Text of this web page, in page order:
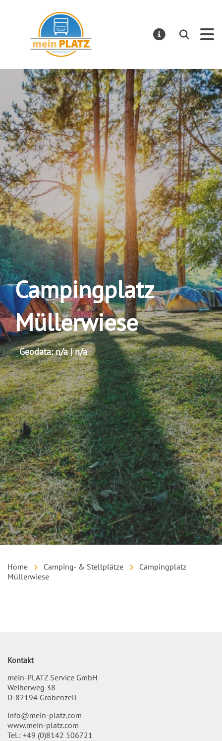
Suchen
Campingplatz
Müllerwiese
Geodata: n/a | n/a
Home Camping- & Stellplätze
Campingplatz
Müllerwiese
Kontakt
mein-PLATZ Service GmbH
Weiherweg 38
D-82194 Gröbenzell
info@mein-platz.com
www.mein-platz.com
Tel.: +49 (0)8142 506721